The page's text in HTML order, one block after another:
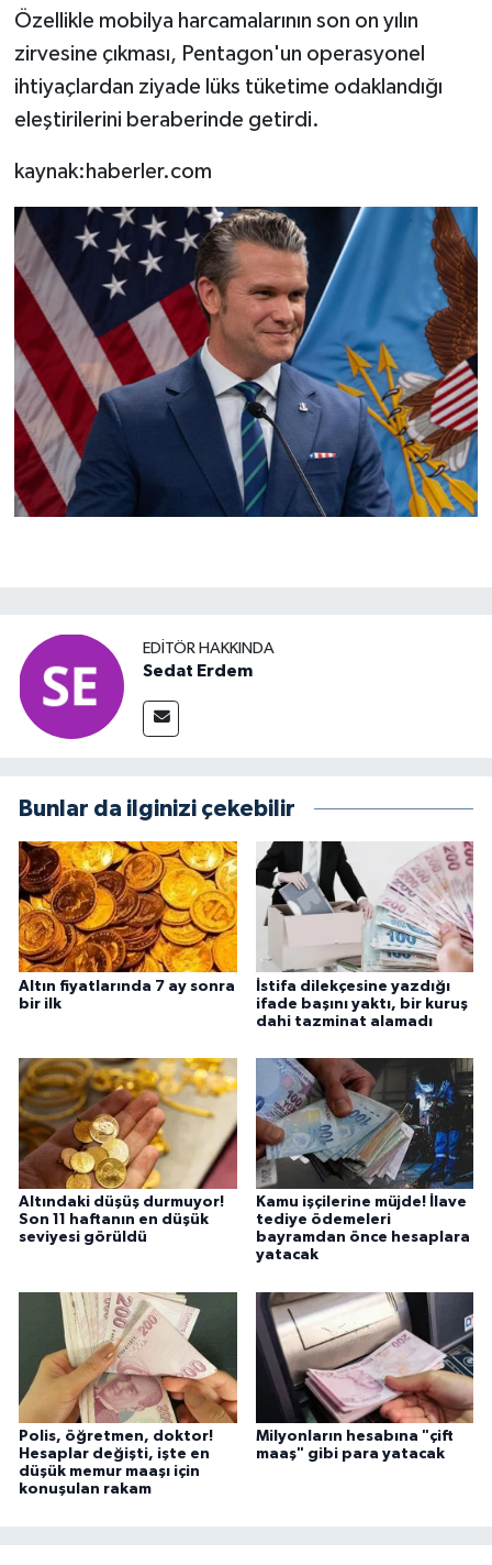
Özellikle mobilya harcamalarının son on yılın
zirvesine çıkması, Pentagon'un operasyonel
ihtiyaçlardan ziyade lüks tüketime odaklandığı
eleştirilerini beraberinde getirdi.
kaynak:haberler.com
EDITÖR HAKKINDA
Sedat Erdem
Bunlar da ilginizi çekebilir
Altın fiyatlarında 7 ay sonra
bir ilk
İstifa dilekçesine yazdığı
ifade başını yaktı, bir kuruş
dahi tazminat alamadı
Altındaki düşüş durmuyor!
Son 11 haftanın en düşük
seviyesi görüldü
Kamu işçilerine müjde! İlave
tediye ödemeleri
bayramdan önce hesaplara
yatacak
Polis, öğretmen, doktor!
Hesaplar değişti, işte en
düşük memur maaşı için
konuşulan rakam
Milyonların hesabına "çift
maaş" gibi para yatacak